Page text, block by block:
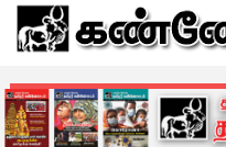
கண்ணோட்டம்